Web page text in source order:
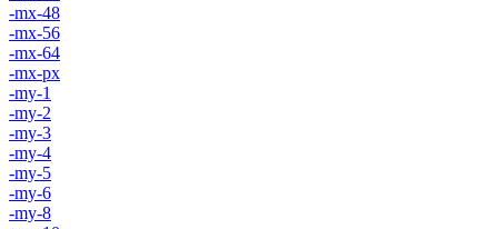
-mx-48
-mx-56
-mx-64
-mx-px
-my-1
-my-2
-my-3
-my-4
-my-5
-my-6
-my-8